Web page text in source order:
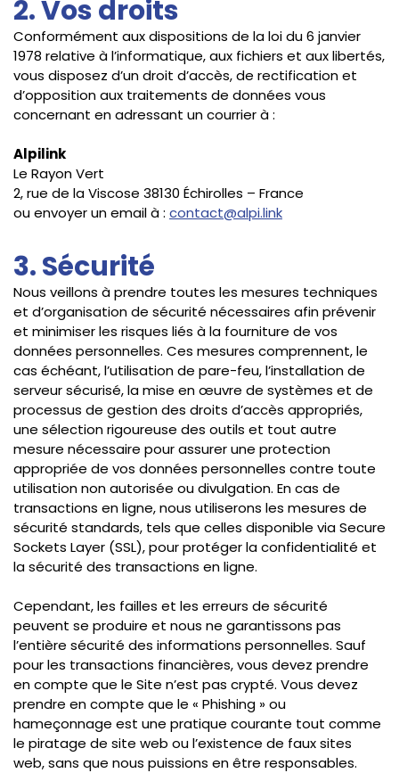
2. Vos droits
Conformément aux dispositions de la loi du 6 janvier
1978 relative à l’informatique, aux fichiers et aux libertés,
vous disposez d’un droit d’accès, de rectification et
d’opposition aux traitements de données vous
concernant en adressant un courrier à :
Alpilink
Le Rayon Vert
2, rue de la Viscose 38130 Échirolles – France
ou envoyer un email à : contact@alpi.link
3. Sécurité
Nous veillons à prendre toutes les mesures techniques
et d’organisation de sécurité nécessaires afin prévenir
et minimiser les risques liés à la fourniture de vos
données personnelles. Ces mesures comprennent, le
cas échéant, l’utilisation de pare-feu, l’installation de
serveur sécurisé, la mise en œuvre de systèmes et de
processus de gestion des droits d’accès appropriés,
une sélection rigoureuse des outils et tout autre
mesure nécessaire pour assurer une protection
appropriée de vos données personnelles contre toute
utilisation non autorisée ou divulgation. En cas de
transactions en ligne, nous utiliserons les mesures de
sécurité standards, tels que celles disponible via Secure
Sockets Layer (SSL), pour protéger la confidentialité et
la sécurité des transactions en ligne.
Cependant, les failles et les erreurs de sécurité
peuvent se produire et nous ne garantissons pas
l’entière sécurité des informations personnelles. Sauf
pour les transactions financières, vous devez prendre
en compte que le Site n’est pas crypté. Vous devez
prendre en compte que le « Phishing » ou
hameçonnage est une pratique courante tout comme
le piratage de site web ou l’existence de faux sites
web, sans que nous puissions en être responsables.